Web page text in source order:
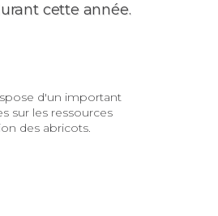
cette année.
d'un important
sur les ressources
des abricots.